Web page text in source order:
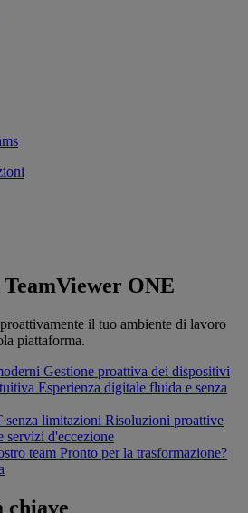
ONE
il tuo ambiente di lavoro
piattaforma.
Gestione proattiva dei dispositivi
Esperienza digitale fluida e senza
senza limitazioni Risoluzioni proattive
servizi d'eccezione
team Pronto per la trasformazione?
chiave